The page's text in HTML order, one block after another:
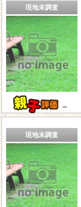
現地未調査
－
現地未調査